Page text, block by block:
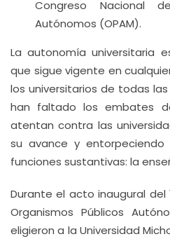
Congreso Nacional
Autónomos (OPAM).
La autonomía universitaria
que sigue vigente en
los universitarios de todas
han faltado los embates
atentan contra las
su avance y
funciones sustantivas: la
Durante el acto inaugural del
Organismos Públicos
eligieron a la Universidad